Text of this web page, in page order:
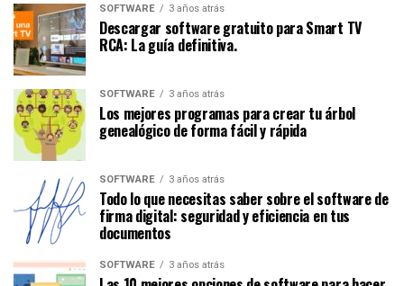
SOFTWARE 3 años atrás
Descargar software gratuito para Smart TV
RCA: La guía definitiva.
SOFTWARE 3 años atrás
Los mejores programas para crear tu árbol
genealógico de forma fácil y rápida
SOFTWARE 3 años atrás
Todo lo que necesitas saber sobre el software de
firma digital: seguridad y eficiencia en tus
documentos
SOFTWARE 3 años atrás